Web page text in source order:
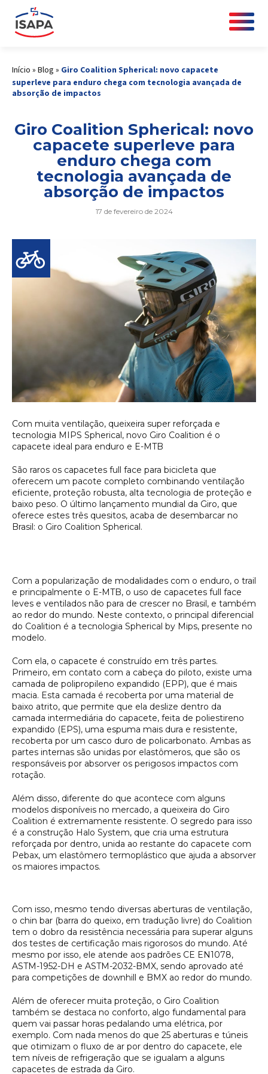
Início » Blog » Giro Coalition Spherical: novo capacete
superleve para enduro chega com tecnologia avançada de
absorção de impactos
Giro Coalition Spherical: novo
capacete superleve para
enduro chega com
tecnologia avançada de
absorção de impactos
17 de fevereiro de 2024
Com muita ventilação, queixeira super reforçada e
tecnologia MIPS Spherical, novo Giro Coalition é o
capacete ideal para enduro e E-MTB
São raros os capacetes full face para bicicleta que
oferecem um pacote completo combinando ventilação
eficiente, proteção robusta, alta tecnologia de proteção e
baixo peso. O último lançamento mundial da Giro, que
oferece estes três quesitos, acaba de desembarcar no
Brasil: o Giro Coalition Spherical.
Com a popularização de modalidades com o enduro, o trail
e principalmente o E-MTB, o uso de capacetes full face
leves e ventilados não para de crescer no Brasil, e também
ao redor do mundo. Neste contexto, o principal diferencial
do Coalition é a tecnologia Spherical by Mips, presente no
modelo.
Com ela, o capacete é construído em três partes.
Primeiro, em contato com a cabeça do piloto, existe uma
camada de polipropileno expandido (EPP), que é mais
macia. Esta camada é recoberta por uma material de
baixo atrito, que permite que ela deslize dentro da
camada intermediária do capacete, feita de poliestireno
expandido (EPS), uma espuma mais dura e resistente,
recoberta por um casco duro de policarbonato. Ambas as
partes internas são unidas por elastômeros, que são os
responsáveis por absorver os perigosos impactos com
rotação.
Além disso, diferente do que acontece com alguns
modelos disponíveis no mercado, a queixeira do Giro
Coalition é extremamente resistente. O segredo para isso
é a construção Halo System, que cria uma estrutura
reforçada por dentro, unida ao restante do capacete com
Pebax, um elastômero termoplástico que ajuda a absorver
os maiores impactos.
Com isso, mesmo tendo diversas aberturas de ventilação,
o chin bar (barra do queixo, em tradução livre) do Coalition
tem o dobro da resistência necessária para superar alguns
dos testes de certificação mais rigorosos do mundo. Até
mesmo por isso, ele atende aos padrões CE EN1078,
ASTM-1952-DH e ASTM-2032-BMX, sendo aprovado até
para competições de downhill e BMX ao redor do mundo.
Além de oferecer muita proteção, o Giro Coalition
também se destaca no conforto, algo fundamental para
quem vai passar horas pedalando uma elétrica, por
exemplo. Com nada menos do que 25 aberturas e túneis
que otimizam o fluxo de ar por dentro do capacete, ele
tem níveis de refrigeração que se igualam a alguns
capacetes de estrada da Giro.